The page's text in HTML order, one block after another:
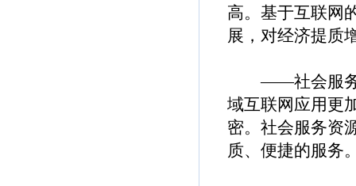
高。基于互联网
展，对经济提质
——社会服务进
域互联网应用更
密。社会服务资
质、便捷的服务